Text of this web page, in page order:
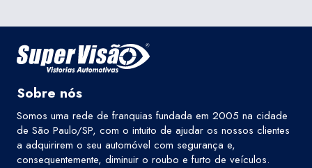
Sobre nós
Somos uma rede de franquias fundada em 2005 na cidade
de São Paulo/SP, com o intuito de ajudar os nossos clientes
a adquirirem o seu automóvel com segurança e,
consequentemente, diminuir o roubo e furto de veículos.